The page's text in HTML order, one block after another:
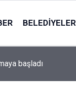
BELEDIYELER
çapaladı